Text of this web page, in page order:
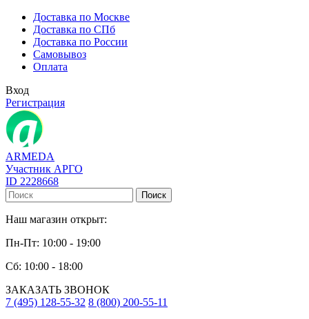
Доставка по Москве
Доставка по СПб
Доставка по России
Самовывоз
Оплата
Вход
Регистрация
ARMEDA
Участник АРГО
ID 2228668
Поиск
Наш магазин открыт:
Пн-Пт: 10:00 - 19:00
Сб: 10:00 - 18:00
ЗАКАЗАТЬ ЗВОНОК
7 (495) 128-55-32 8 (800) 200-55-11